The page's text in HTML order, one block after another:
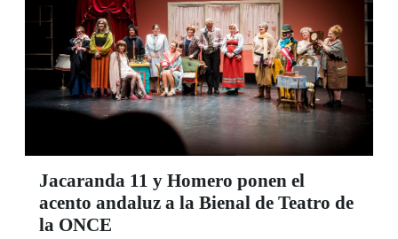
Jacaranda 11 y Homero ponen el
acento andaluz a la Bienal de Teatro de
la ONCE